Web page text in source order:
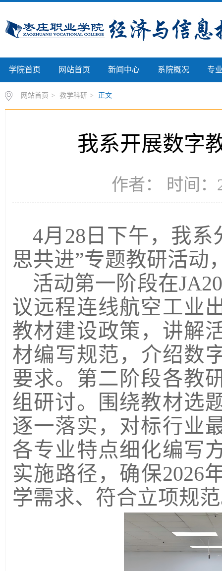
学院首页 网站首页 新闻中心 系院概况 专
网站首页 > 教学科研 > 正文
我系开展数字
作者： 时间：
4月28日下午，我
思共进”专题教研活动
活动第一阶段在
议远程连线航空工业
教材建设政策，讲解
材编写规范，介绍数
要求。第二阶段各教
组研讨。围绕教材选
逐一落实，对标行业
各专业特点细化编写
实施路径，确保2026
学需求、符合立项规